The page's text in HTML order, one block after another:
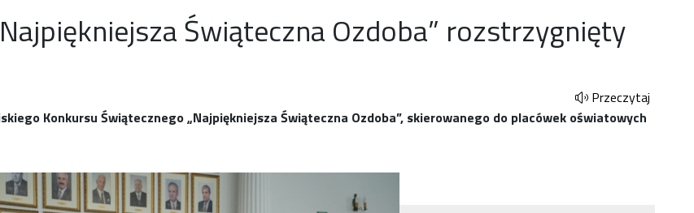
Świąteczna Ozdoba” rozstrzygnięty
Przeczytaj
Konkursu Świątecznego „Najpiękniejsza Świąteczna Ozdoba”, skierowanego do placówek oświatowych